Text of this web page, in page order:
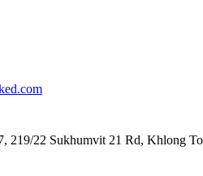
219/22 Sukhumvit 21 Rd, Khlong